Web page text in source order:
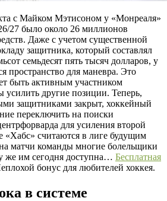
с Майком Мэтисоном у «Монреаля»
27 было около 26 миллионов
Даже с учетом существенной
защитника, который составлял
семьдесят пять тысяч долларов, у
пространство для маневра. Это
быть активным участником
усилить другие позиции. Теперь,
защитниками закрыт, хоккейный
переключить на поиски
для усиления второй
считаются в лиге будущим
матчи команды многие болельщики
же им сегодня доступна… Бесплатная
бонус для любителей хоккея.
в системе